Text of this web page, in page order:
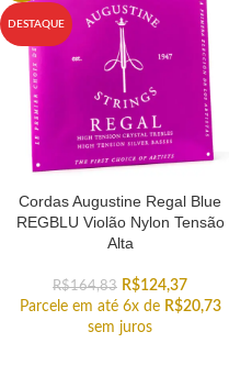
DESTAQUE
Cordas Augustine Regal Blue
REGBLU Violão Nylon Tensão
Alta
R$164,83 R$124,37
Parcele em até 6x de R$20,73
sem juros